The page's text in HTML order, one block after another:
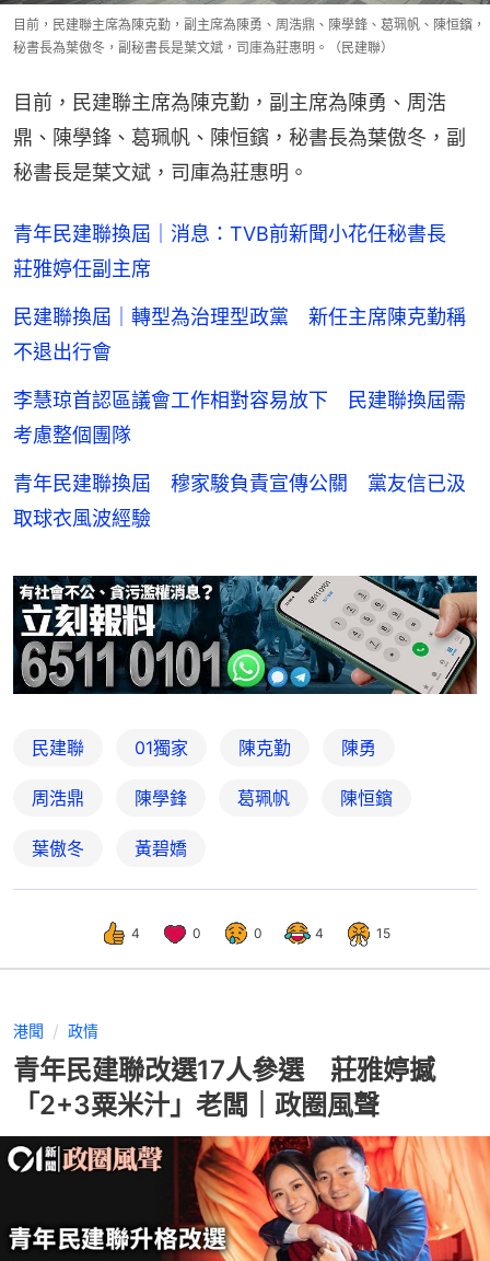
目前，民建聯主席為陳克勤，副主席為陳勇、周浩鼎、陳學鋒、葛珮帆、陳恒鑌，
秘書長為葉傲冬，副秘書長是葉文斌，司庫為莊惠明。（民建聯）
目前，民建聯主席為陳克勤，副主席為陳勇、周浩
鼎、陳學鋒、葛珮帆、陳恒鑌，秘書長為葉傲冬，副
秘書長是葉文斌，司庫為莊惠明。
青年民建聯換屆｜消息：TVB前新聞小花任秘書長
莊雅婷任副主席
民建聯換屆｜轉型為治理型政黨 新任主席陳克勤稱
不退出行會
李慧琼首認區議會工作相對容易放下 民建聯換屆需
考慮整個團隊
青年民建聯換屆 穆家駿負責宣傳公關 黨友信已汲
取球衣風波經驗
民建聯 01獨家 陳克勤 陳勇
周浩鼎 陳學鋒 葛珮帆 陳恒鑌
葉傲冬 黃碧嬌
4 0 0 4 15
港聞 政情
青年民建聯改選17人參選 莊雅婷撼
「2+3粟米汁」老闆｜政圈風聲